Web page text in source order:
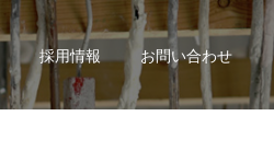
採用情報 お問い合わせ